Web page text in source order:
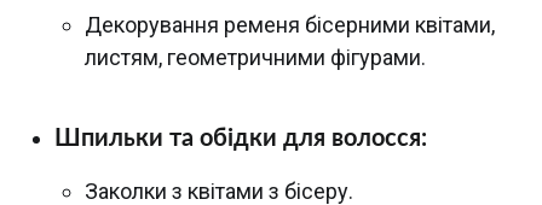
Декорування ременя бісерними квітами,
листям, геометричними фігурами.
Шпильки та обідки для волосся:
Заколки з квітами з бісеру.